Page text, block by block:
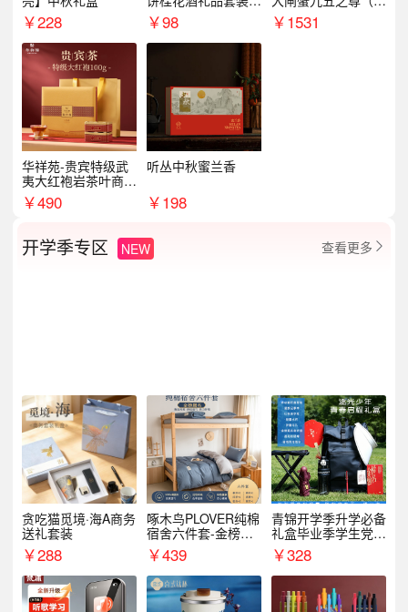
￥228
AL1377
￥98
券）5188型
￥1531
华祥苑-贵宾特级武
夷大红袍岩茶叶商务
礼盒中秋节送长辈1
00g
￥490
听丛中秋蜜兰香
￥198
开学季专区 NEW 查看更多 
贪吃猫觅境·海A商务
送礼套装
￥288
啄木鸟PLOVER纯棉
宿舍六件套-金榜题
名
￥439
青锦开学季升学必备
礼盒毕业季学生党户
外出行备考装备礼品
￥328